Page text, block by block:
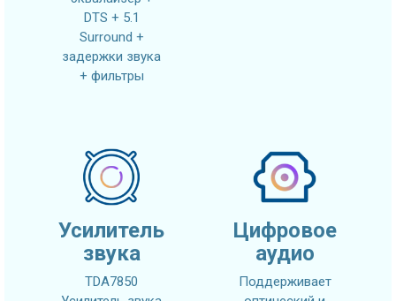
DTS + 5.1
Surround +
задержки звука
+ фильтры
Усилитель
звука
TDA7850
Цифровое
аудио
Поддерживает